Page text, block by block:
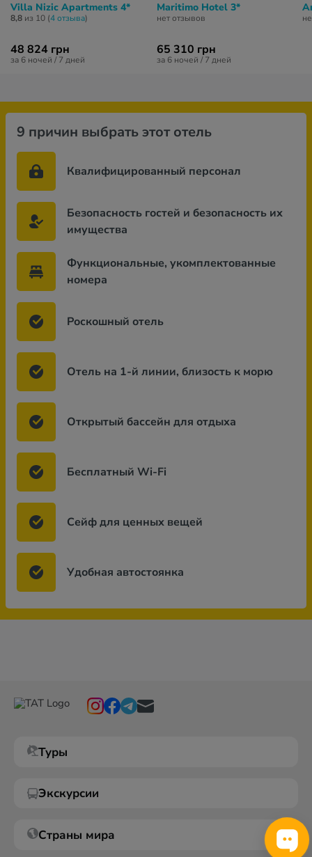
Villa Nizic Apartments 4*
8,8 из 10 (4 отзывa)
48 824 грн
за 6 ночей / 7 дней
Maritimo Hotel 3*
нет отзывов
65 310 грн
за 6 ночей / 7 дней
9 причин выбрать этот отель
Квалифицированный персонал
Безопасность гостей и безопасность их
имущества
Функциональные, укомплектованные
номера
Роскошный отель
Отель на 1-й линии, близость к морю
Открытый бассейн для отдыха
Бесплатный Wi-Fi
Сейф для ценных вещей
Удобная автостоянка
Туры
Экскурсии
Страны мира